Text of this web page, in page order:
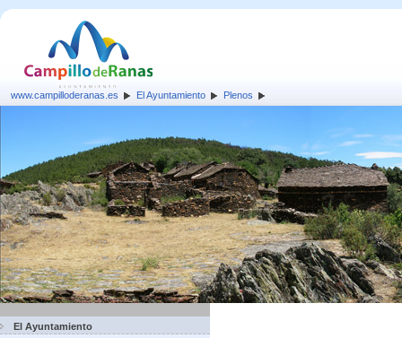
www.campilloderanas.es El Ayuntamiento Plenos
El Ayuntamiento